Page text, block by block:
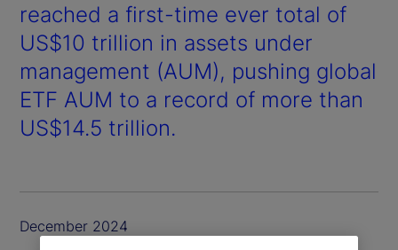
reached a first-time ever total of
US$10 trillion in assets under
management (AUM), pushing global
ETF AUM to a record of more than
US$14.5 trillion.
December 2024